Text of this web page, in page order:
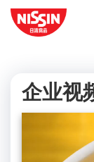
企业视